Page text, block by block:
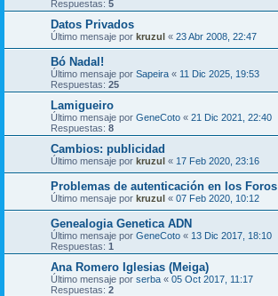
Respuestas: 5
Datos Privados
Último mensaje por kruzul « 23 Abr 2008, 22:47
Bó Nadal!
Último mensaje por Sapeira « 11 Dic 2025, 19:53
Respuestas: 25
Lamigueiro
Último mensaje por GeneCoto « 21 Dic 2021, 22:40
Respuestas: 8
Cambios: publicidad
Último mensaje por kruzul « 17 Feb 2020, 23:16
Problemas de autenticación en los Foros
Último mensaje por kruzul « 07 Feb 2020, 10:12
Genealogia Genetica ADN
Último mensaje por GeneCoto « 13 Dic 2017, 18:10
Respuestas: 1
Ana Romero Iglesias (Meiga)
Último mensaje por serba « 05 Oct 2017, 11:17
Respuestas: 2